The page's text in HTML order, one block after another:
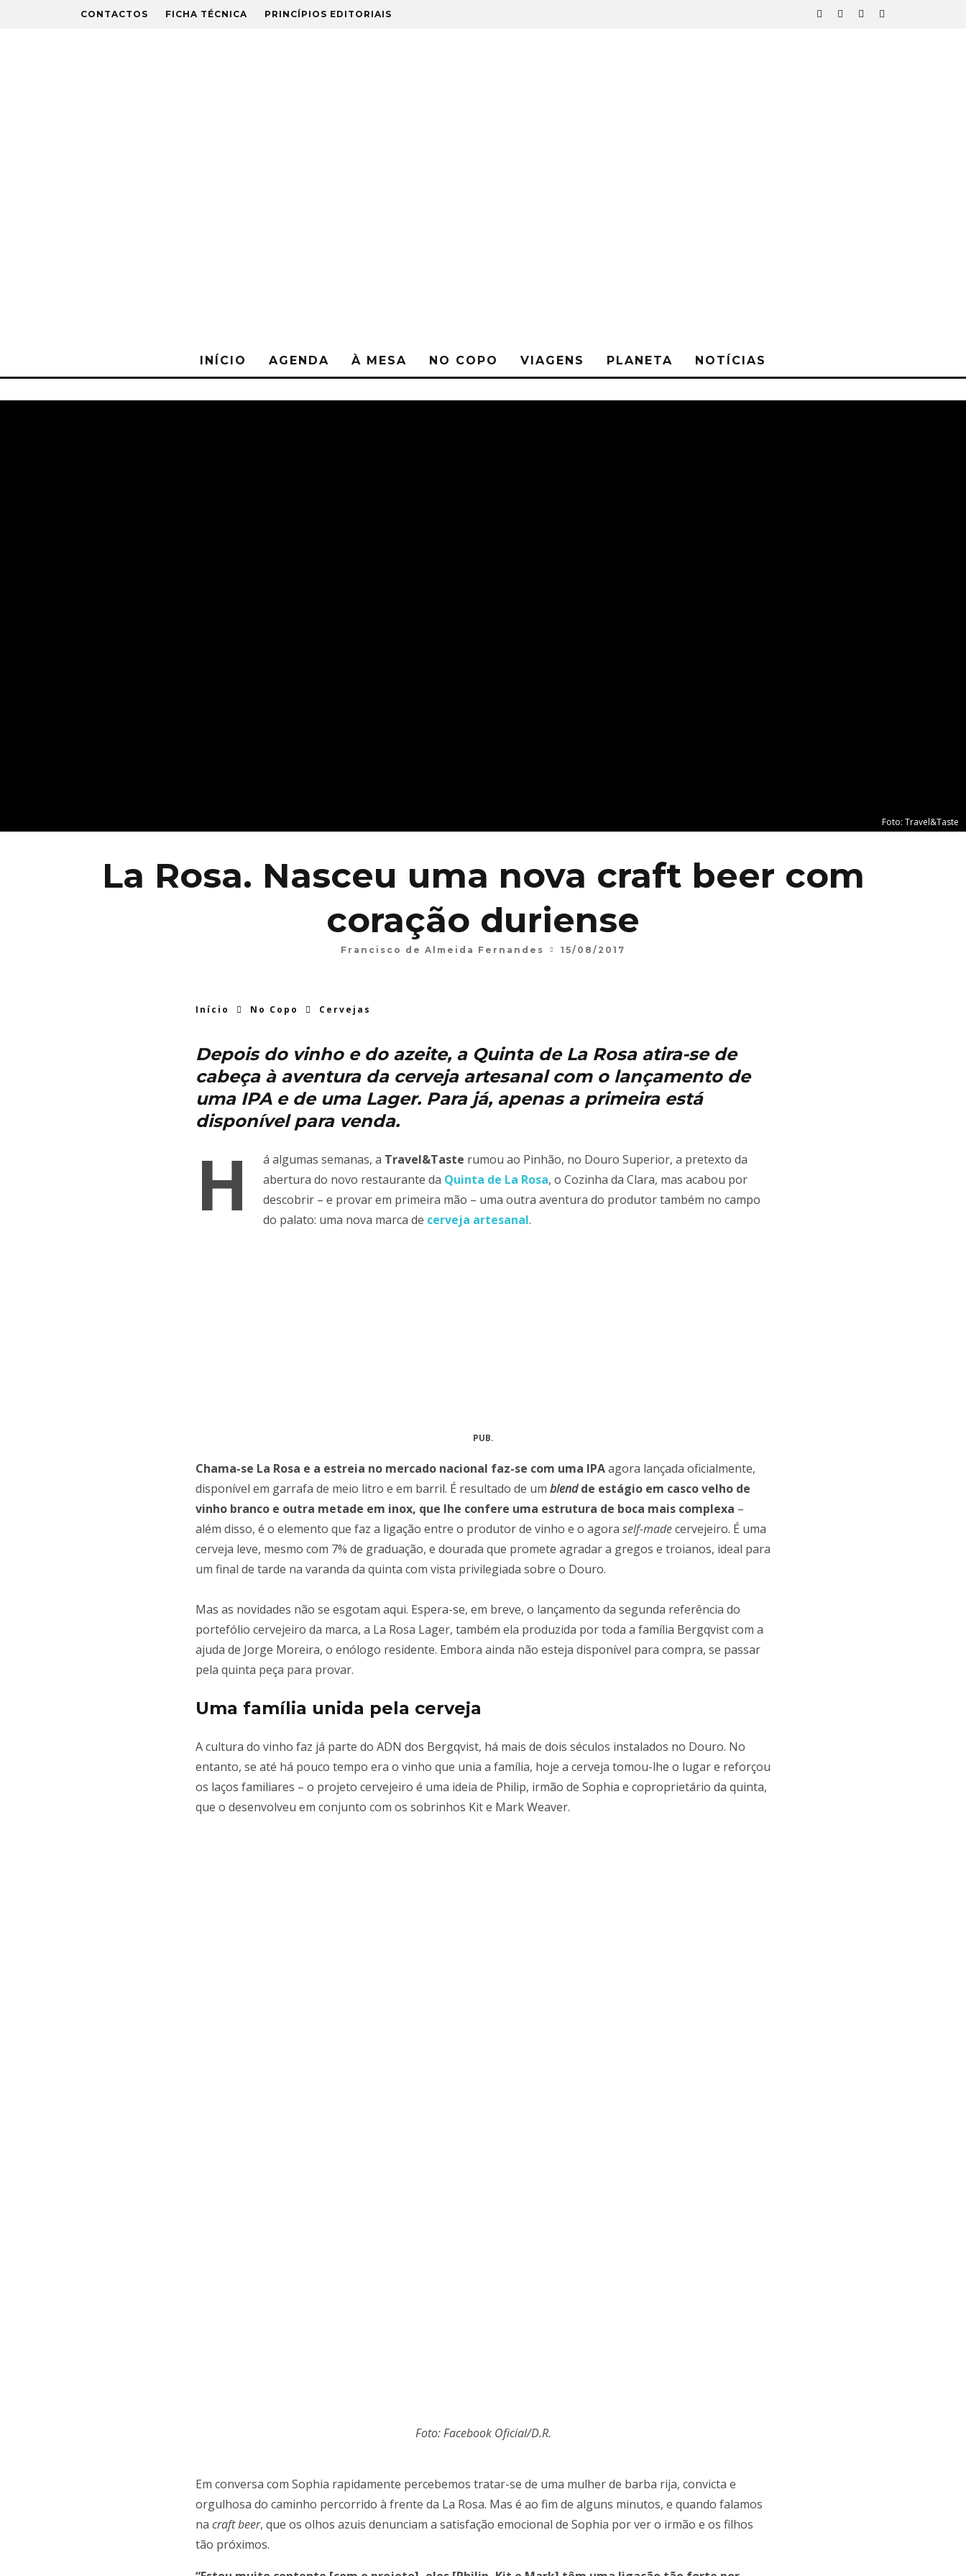
CONTACTOS FICHA TÉCNICA PRINCÍPIOS EDITORIAIS
INÍCIO AGENDA À MESA NO COPO VIAGENS PLANETA NOTÍCIAS
Foto: Travel&Taste
​La Rosa. Nasceu uma nova craft beer com
coração duriense
Francisco de Almeida Fernandes 15/08/2017
Início No Copo Cervejas
Depois do vinho e do azeite, a Quinta de La Rosa atira-se de
cabeça à aventura da cerveja artesanal com o lançamento de
uma IPA e de uma Lager. Para já, apenas a primeira está
disponível para venda.
H á algumas semanas, a Travel&Taste rumou ao Pinhão, no Douro Superior, a pretexto da
abertura do novo restaurante da Quinta de La Rosa, o Cozinha da Clara, mas acabou por
descobrir – e provar em primeira mão – uma outra aventura do produtor também no campo
do palato: uma nova marca de cerveja artesanal.
PUB.
Chama-se La Rosa e a estreia no mercado nacional faz-se com uma IPAagora lançada oficialmente,
disponível em garrafa de meio litro e em barril. É resultado de um blendde estágio em casco velho de
vinho branco e outra metade em inox, que lhe confere uma estrutura de boca mais complexa –
além disso, é o elemento que faz a ligação entre o produtor de vinho e o agora self-madecervejeiro. É uma
cerveja leve, mesmo com 7% de graduação, e dourada que promete agradar a gregos e troianos, ideal para
um final de tarde na varanda da quinta com vista privilegiada sobre o Douro.
Mas as novidades não se esgotam aqui. Espera-se, em breve, o lançamento da segunda referência do
portefólio cervejeiro da marca, a La Rosa Lager, também ela produzida por toda a família Bergqvist com a
ajuda de Jorge Moreira, o enólogo residente. Embora ainda não esteja disponível para compra, se passar
pela quinta peça para provar.
Uma família unida pela cerveja
A cultura do vinho faz já parte do ADN dos Bergqvist, há mais de dois séculos instalados no Douro. No
entanto, se até há pouco tempo era o vinho que unia a família, hoje a cerveja tomou-lhe o lugar e reforçou
os laços familiares – o projeto cervejeiro é uma ideia de Philip, irmão de Sophia e coproprietário da quinta,
que o desenvolveu em conjunto com os sobrinhos Kit e Mark Weaver.
Foto: Facebook Oficial/D.R.
Em conversa com Sophia rapidamente percebemos tratar-se de uma mulher de barba rija, convicta e
orgulhosa do caminho percorrido à frente da La Rosa. Mas é ao fim de alguns minutos, e quando falamos
na craft beer, que os olhos azuis denunciam a satisfação emocional de Sophia por ver o irmão e os filhos
tão próximos.